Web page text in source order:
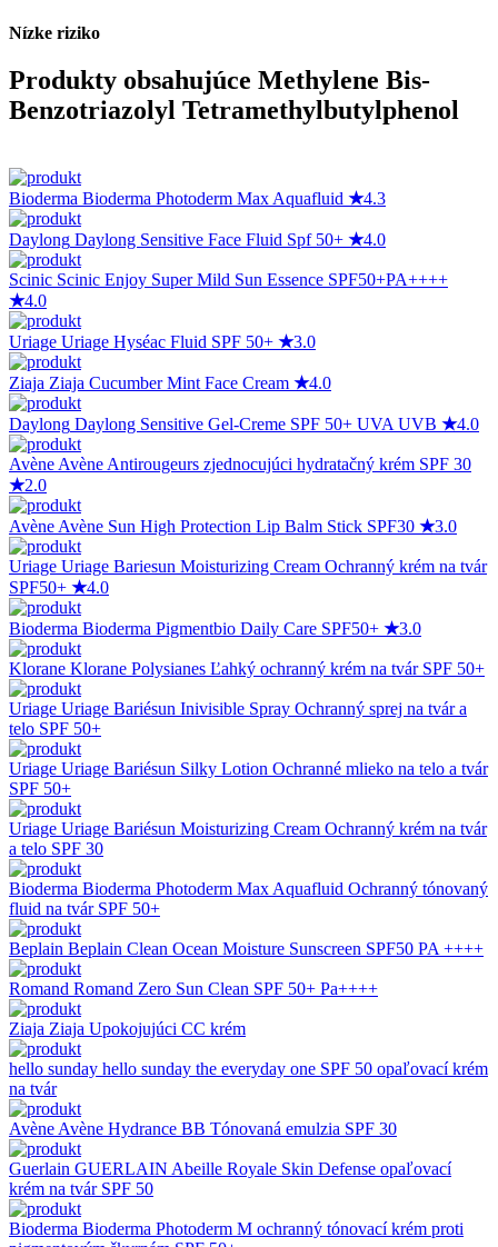
Nízke riziko
Produkty obsahujúce Methylene Bis-
Benzotriazolyl Tetramethylbutylphenol
Bioderma Bioderma Photoderm Max Aquafluid ★4.3
Daylong Daylong Sensitive Face Fluid Spf 50+ ★4.0
Scinic Scinic Enjoy Super Mild Sun Essence SPF50+PA++++
★4.0
Uriage Uriage Hyséac Fluid SPF 50+ ★3.0
Ziaja Ziaja Cucumber Mint Face Cream ★4.0
Daylong Daylong Sensitive Gel-Creme SPF 50+ UVA UVB ★4.0
Avène Avène Antirougeurs zjednocujúci hydratačný krém SPF 30
★2.0
Avène Avène Sun High Protection Lip Balm Stick SPF30 ★3.0
Uriage Uriage Bariesun Moisturizing Cream Ochranný krém na tvár
SPF50+ ★4.0
Bioderma Bioderma Pigmentbio Daily Care SPF50+ ★3.0
Klorane Klorane Polysianes Ľahký ochranný krém na tvár SPF 50+
Uriage Uriage Bariésun Inivisible Spray Ochranný sprej na tvár a
telo SPF 50+
Uriage Uriage Bariésun Silky Lotion Ochranné mlieko na telo a tvár
SPF 50+
Uriage Uriage Bariésun Moisturizing Cream Ochranný krém na tvár
a telo SPF 30
Bioderma Bioderma Photoderm Max Aquafluid Ochranný tónovaný
fluid na tvár SPF 50+
Beplain Beplain Clean Ocean Moisture Sunscreen SPF50 PA ++++
Romand Romand Zero Sun Clean SPF 50+ Pa++++
Ziaja Ziaja Upokojujúci CC krém
hello sunday hello sunday the everyday one SPF 50 opaľovací krém
na tvár
Avène Avène Hydrance BB Tónovaná emulzia SPF 30
Guerlain GUERLAIN Abeille Royale Skin Defense opaľovací
krém na tvár SPF 50
Bioderma Bioderma Photoderm M ochranný tónovací krém proti